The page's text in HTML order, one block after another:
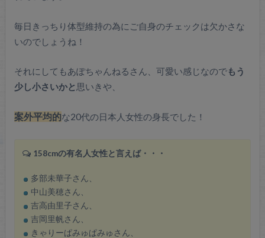
毎日きっちり体型維持の為にご自身のチェックは欠かさな
いのでしょうね！
それにしてもあぽちゃんねるさん、可愛い感じなのでもう
少し小さいかと思いきや、
案外平均的な20代の日本人女性の身長でした！
158cmの有名人女性と言えば・・・
多部未華子さん、
中山美穂さん、
吉高由里子さん、
吉岡里帆さん、
きゃりーぱみゅぱみゅさん、